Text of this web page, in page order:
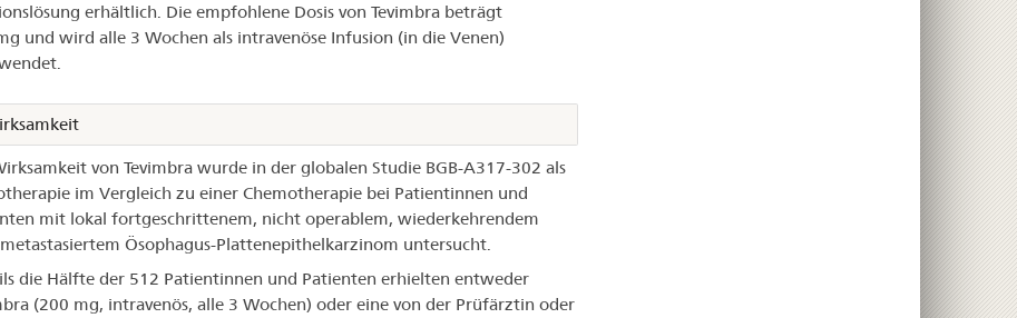
erhältlich. Die empfohlene Dosis von Tevimbra beträgt
und wird alle 3 Wochen als intravenöse Infusion (in die Venen)
von Tevimbra wurde in der globalen Studie BGB-A317-302 als
im Vergleich zu einer Chemotherapie bei Patientinnen und
mit lokal fortgeschrittenem, nicht operablem, wiederkehrendem
Ösophagus-Plattenepithelkarzinom untersucht.
die Hälfte der 512 Patientinnen und Patienten erhielten entweder
(200 mg, intravenös, alle 3 Wochen) oder eine von der Prüfärztin oder